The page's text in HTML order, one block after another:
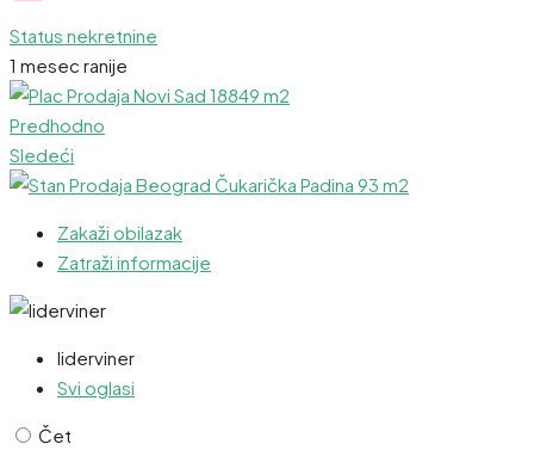
Status nekretnine
1 mesec ranije
Predhodno
Sledeći
Zakaži obilazak
Zatraži informacije
liderviner
Svi oglasi
Čet